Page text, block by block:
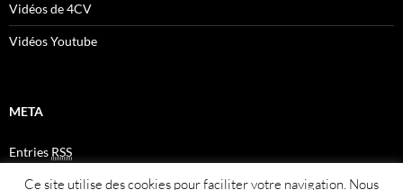
Vidéos de 4CV
Vidéos Youtube
META
Entries RSS
CommentsRSS
Plan du site
Ce site utilise des cookies pour faciliter votre navigation. Nous